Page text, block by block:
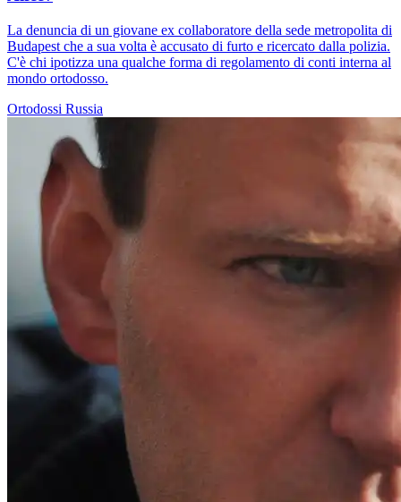
La denuncia di un giovane ex collaboratore della sede metropolita di
Budapest che a sua volta è accusato di furto e ricercato dalla polizia.
C'è chi ipotizza una qualche forma di regolamento di conti interna al
mondo ortodosso.
Ortodossi Russia